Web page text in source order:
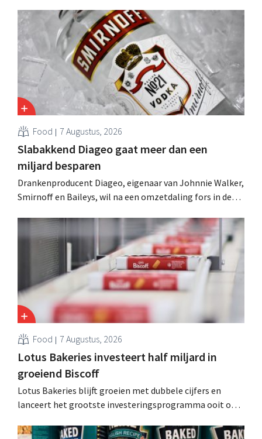
Food 7 Augustus, 2026
Slabakkend Diageo gaat meer dan een
miljard besparen
Drankenproducent Diageo, eigenaar van Johnnie Walker,
Smirnoff en Baileys, wil na een omzetdaling fors in de
andere Guiness en voorgemixte cocktails.
Food 7 Augustus, 2026
Lotus Bakeries investeert half miljard in
groeiend Biscoff
Lotus Bakeries blijft groeien met dubbele cijfers en
lanceert het grootste investeringsprogramma ooit om
moeten dit momentum grijpen”.